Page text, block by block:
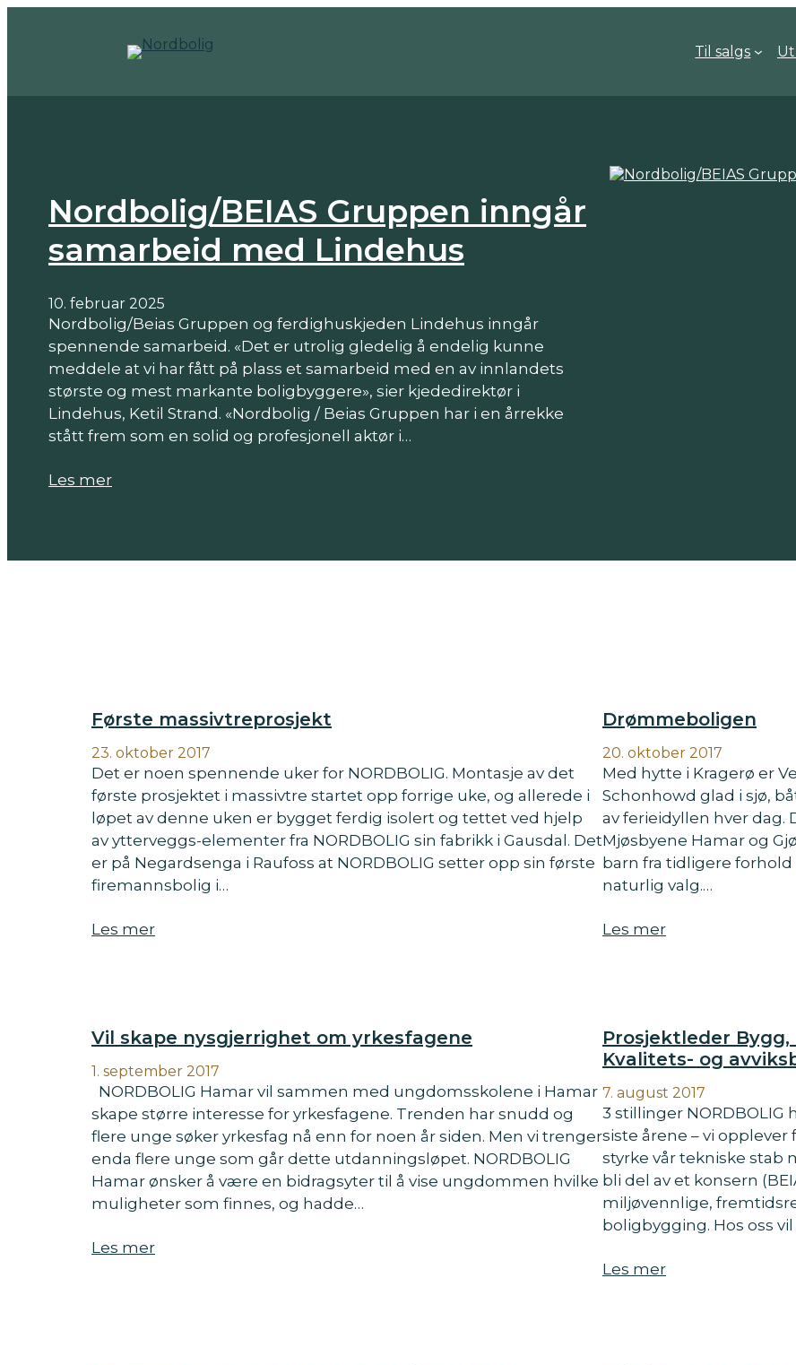
Til salgs
Nordbolig/BEIAS Gruppen inngår
samarbeid med Lindehus
10. februar 2025
Nordbolig/Beias Gruppen og ferdighuskjeden Lindehus inngår
spennende samarbeid. «Det er utrolig gledelig å endelig kunne
meddele at vi har fått på plass et samarbeid med en av innlandets
største og mest markante boligbyggere», sier kjededirektør i
Lindehus, Ketil Strand. «Nordbolig / Beias Gruppen har i en årrekke
stått frem som en solid og profesjonell aktør i…
Les mer
Første massivtreprosjekt
23. oktober 2017
Det er noen spennende uker for NORDBOLIG. Montasje av det
første prosjektet i massivtre startet opp forrige uke, og allerede i
løpet av denne uken er bygget ferdig isolert og tettet ved hjelp
av ytterveggs-elementer fra NORDBOLIG sin fabrikk i Gausdal. Det
er på Negardsenga i Raufoss at NORDBOLIG setter opp sin første
firemannsbolig i…
Les mer
Drømmeboligen
20. oktober 2017
Med hytte i Kragerø er
Schonhowd glad i sjø,
av ferieidyllen hver dag.
Mjøsbyene Hamar og
barn fra tidligere
naturlig valg.…
Les mer
Vil skape nysgjerrighet om yrkesfagene
1. september 2017
NORDBOLIG Hamar vil sammen med ungdomsskolene i Hamar
skape større interesse for yrkesfagene. Trenden har snudd og
flere unge søker yrkesfag nå enn for noen år siden. Men vi trenger
enda flere unge som går dette utdanningsløpet. NORDBOLIG
Hamar ønsker å være en bidragsyter til å vise ungdommen hvilke
muligheter som finnes, og hadde…
Les mer
Prosjektleder
Kvalitets- og
7. august 2017
3 stillinger
siste årene – vi
styrke vår tekniske stab
bli del av et konsern
miljøvennlige,
boligbygging. Hos oss
Les mer